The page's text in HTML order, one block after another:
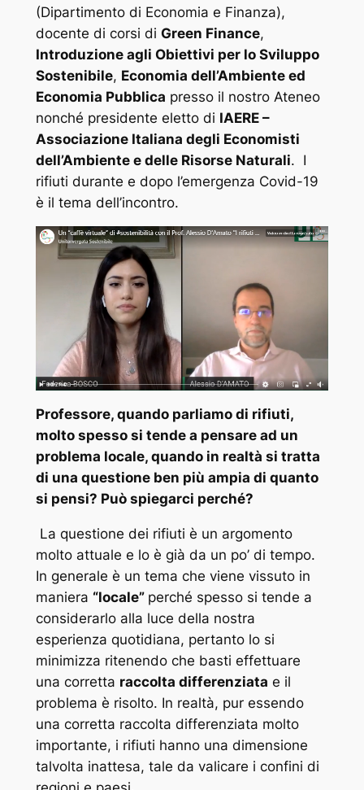
(Dipartimento di Economia e Finanza),
docente di corsi di Green Finance,
Introduzione agli Obiettivi per lo Sviluppo
Sostenibile, Economia dell’Ambiente ed
Economia Pubblica presso il nostro Ateneo
nonché presidente eletto di IAERE –
Associazione Italiana degli Economisti
dell’Ambiente e delle Risorse Naturali. I
rifiuti durante e dopo l’emergenza Covid-19
è il tema dell’incontro.
Professore, quando parliamo di rifiuti,
molto spesso si tende a pensare ad un
problema locale, quando in realtà si tratta
di una questione ben più ampia di quanto
si pensi? Può spiegarci perché?
La questione dei rifiuti è un argomento
molto attuale e lo è già da un po’ di tempo.
In generale è un tema che viene vissuto in
maniera “locale” perché spesso si tende a
considerarlo alla luce della nostra
esperienza quotidiana, pertanto lo si
minimizza ritenendo che basti effettuare
una corretta raccolta differenziata e il
problema è risolto. In realtà, pur essendo
una corretta raccolta differenziata molto
importante, i rifiuti hanno una dimensione
talvolta inattesa, tale da valicare i confini di